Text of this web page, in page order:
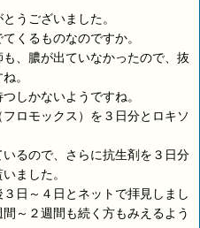
うございました。
くるものなのですか。
、膿が出ていなかったので、抜
。
しかないようですね。
ロモックス）を３日分とロキソ
るので、さらに抗生剤を３日分
ました。
日～４日とネットで拝見しまし
～２週間も続く方もみえるよう